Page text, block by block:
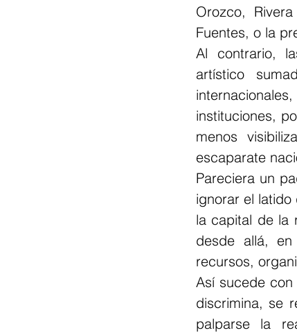
Orozco,
Fuentes, o la
Al contrario,
artístico
instituciones,
menos
escaparate
Pareciera un
ignorar el
la capital de la
desde allá,
recursos,
Así sucede
discrimina, se
palparse la